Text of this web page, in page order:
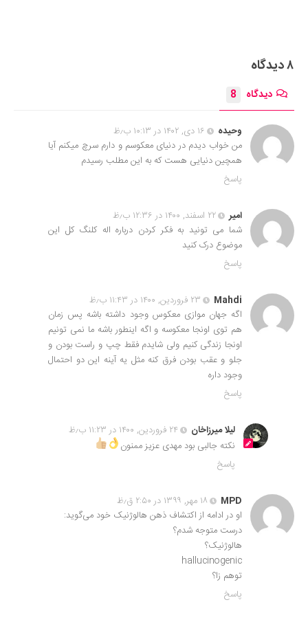
۸ دیدگاه
دیدگاه 8
وحیده
۱۶ دی, ۱۴۰۲ در ۱۰:۱۳ ب٫ظ
من خواب دیدم در دنیای معکوسم و دارم سرچ میکنم آیا
همچین دنیایی هست که به این مطلب رسیدم
پاسخ
امیر
۲۲ اسفند, ۱۴۰۰ در ۱۲:۳۶ ب٫ظ
شما می تونید به فکر کردن درباره اله کلنگ کل این
موضوع درک کنید
پاسخ
Mahdi
۲۳ فروردین, ۱۴۰۰ در ۱۱:۴۳ ب٫ظ
اگه جهان موازی معکوس وجود داشته باشه پس زمان
هم توی اونجا معکوسه و اگه اینطور باشه ما نمی تونیم
اونجا زندگی کنیم ولی شایدم فقط چپ و راست بودن و
جلو و عقب بودن فرق کنه مثل یه آینه این دو احتمال
وجود داره
پاسخ
لیلا میرزاخان
۲۴ فروردین, ۱۴۰۰ در ۱۱:۲۳ ب٫ظ
نکته جالبی بود مهدی عزیز ممنون
پاسخ
MPD
۱۸ مهر, ۱۳۹۹ در ۲:۵۰ ق٫ظ
او در ادامه از اکتشاف ذهن هالوژنیک خود می‌گوید:
درست متوجه شدم؟
هالوژنیک؟
hallucinogenic
توهم زا؟
پاسخ